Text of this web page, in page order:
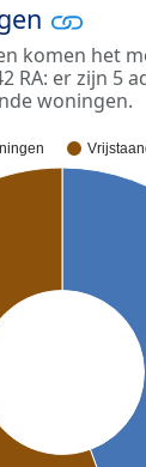
komen het
RA: er zijn 5
woningen.